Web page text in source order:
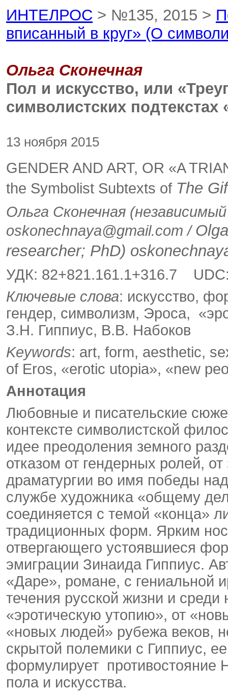
ИНТЕЛРОС > №135, 2015 >
вписанный в круг» (О
Ольга Сконечная
Пол и искусство, или
символистских подтекстах
13 ноября 2015
GENDER AND ART, OR «A
the Symbolist Subtexts of The
Ольга Сконечная
oskonechnaya@gmail.com /
researcher; PhD)
УДК: 82+821.161.1+316.7
Ключевые слова: искусство,
гендер, символизм, Эроса,
З.Н. Гиппиус, В.В. Набоков
Keywords: art, form, aesthetic,
of Eros, «erotic utopia», «new
Аннотация
Любовные и писательские
контексте символистской
идее преодоления земного
отказом от гендерных ролей,
драматургии во имя победы
службе художника «общему
соединяется с темой «конца»
традиционных форм. Ярким
отвергающего устоявшиеся
эмиграции Зинаида Гиппиус.
«Даре», романе, с гениальной
течения русской жизни и
«эротическую утопию», от
«новых людей» рубежа веков,
скрытой полемики с Гиппиус,
формулирует противостояние
пола и искусства.